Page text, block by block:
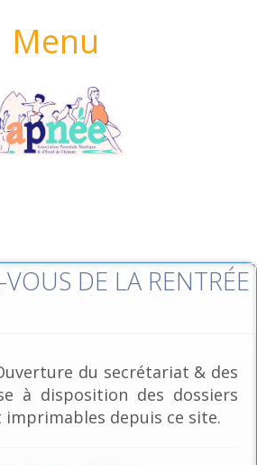
Menu
DE LA RENTRÉE
du secrétariat & des
à disposition des dossiers
depuis ce site.